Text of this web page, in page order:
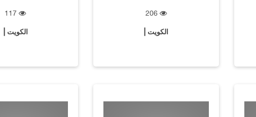
206
الكويت |
117
الكويت |